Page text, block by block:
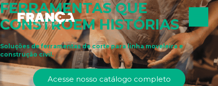
FERRAMENTAS QUE
CONSTROEM HISTÓRIAS
Soluções de ferramentas de corte para linha moveleira e
construção civil.
Acesse nosso catálogo completo